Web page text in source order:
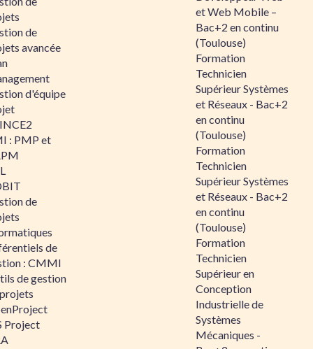
de
avancée
d'équipe
: PMP et
de
de
: CMMI
de gestion
Project
et Web Mobile –
Bac+2 en continu
(Toulouse)
Formation
Technicien
Supérieur Systèmes
et Réseaux - Bac+2
en continu
(Toulouse)
Formation
Technicien
Supérieur Systèmes
et Réseaux - Bac+2
en continu
(Toulouse)
Formation
Technicien
Supérieur en
Conception
Industrielle de
Systèmes
Mécaniques -